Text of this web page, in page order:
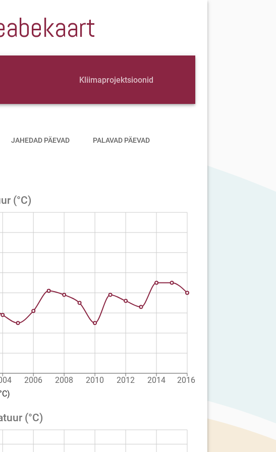
Kliimaprojektsioonid
JAHEDAD PÄEVAD PALAVAD PÄEVAD
(°C)
2006 2008 2010 2012 2014 2016
(°C)